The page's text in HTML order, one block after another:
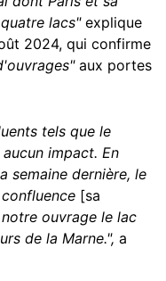
lacs" explique
2024, qui confirme
aux portes
tels que le
impact. En
semaine dernière, le
[sa
ouvrage le lac
de la Marne.", a